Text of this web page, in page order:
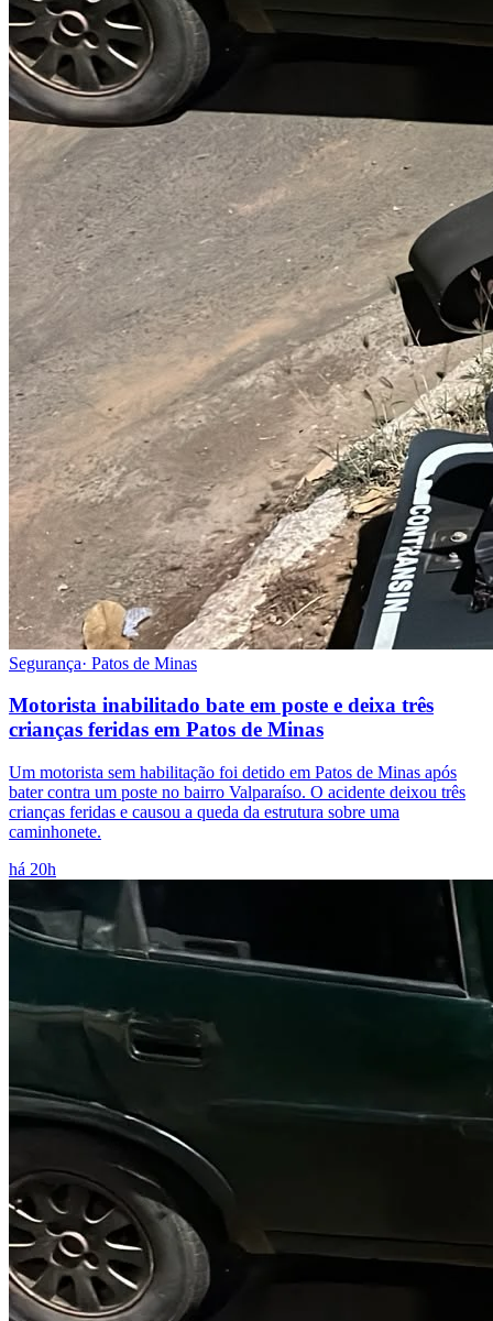
Segurança· Patos de Minas
Motorista inabilitado bate em poste e deixa três
crianças feridas em Patos de Minas
Um motorista sem habilitação foi detido em Patos de Minas após
bater contra um poste no bairro Valparaíso. O acidente deixou três
crianças feridas e causou a queda da estrutura sobre uma
caminhonete.
há 20h